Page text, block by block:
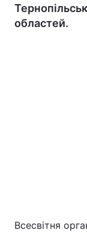
областей.
Всесвітня